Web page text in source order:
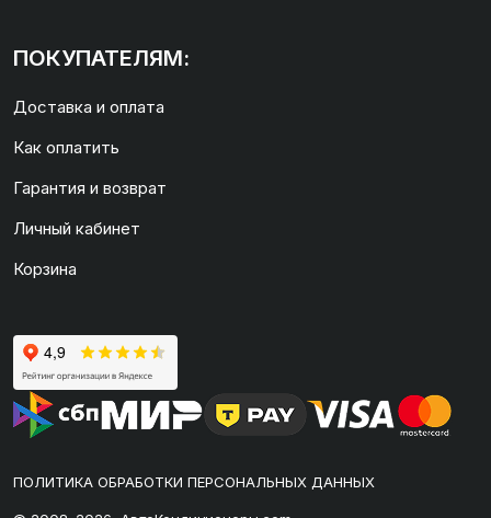
ПОКУПАТЕЛЯМ:
Доставка и оплата
Как оплатить
Гарантия и возврат
Личный кабинет
Корзина
ПОЛИТИКА ОБРАБОТКИ ПЕРСОНАЛЬНЫХ ДАННЫХ